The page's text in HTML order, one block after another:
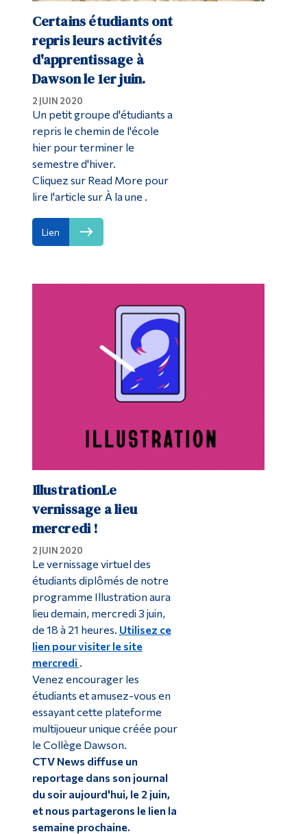
Certains étudiants ont
repris leurs activités
d'apprentissage à
Dawson le 1er juin.
2 JUIN 2020
Un petit groupe d'étudiants a
repris le chemin de l'école
hier pour terminer le
semestre d'hiver.
Cliquez sur Read More pour
lire l'article sur À la une .
Lien
IllustrationLe
vernissage a lieu
mercredi !
2 JUIN 2020
Le vernissage virtuel des
étudiants diplômés de notre
programme Illustration aura
lieu demain, mercredi 3 juin,
de 18 à 21 heures. Utilisez ce
lien pour visiter le site
mercredi
Venez encourager les
étudiants et amusez-vous en
essayant cette plateforme
multijoueur unique créée pour
le Collège Dawson.
CTV News diffuse un
reportage dans son journal
du soir aujourd'hui, le 2 juin,
et nous partagerons le lien la
semaine prochaine.